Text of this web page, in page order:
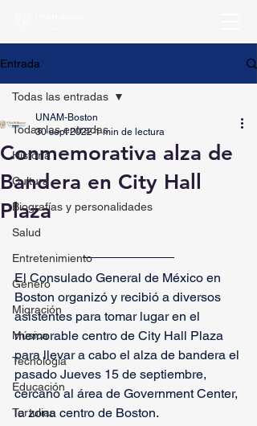
Entrada
Todas las entradas
Historia
Cultura
Biografías y personalidades
Salud
Entretenimiento
Género
Migración
Música
Tecnología
Educación
Tertulias
Todas las entradas
Conmemorativa alza de
Bandera en City Hall
Plaza
UNAM-Boston
30 sept 2022 1 min de lectura
El Consulado General de México en
Boston organizó y recibió a diversos
asistentes para tomar lugar en el
memorable centro de City Hall Plaza
para llevar a cabo el alza de bandera el
pasado Jueves 15 de septiembre,
cercano al área de Government Center,
la zona centro de Boston.